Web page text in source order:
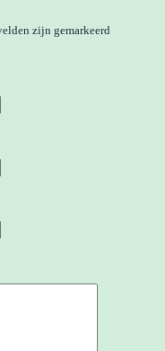
zijn gemarkeerd